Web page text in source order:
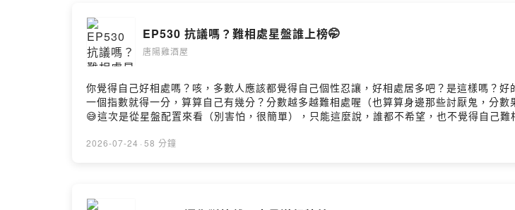
EP530 抗議嗎？難相處星盤誰上榜🤭
唐陽雞酒屋
你覺得自己好相處嗎？咳，多數人應該都覺得自己個性忍讓，好相處居多吧？是這樣嗎？
一個指數就得一分，算算自己有幾分？分數越多越難相處喔（也算算身邊那些討厭鬼，分
😅這次是從星盤配置來看（別害怕，很簡單），只能這麼說，誰都不希望，也不覺得自己
練談戀愛的星盤配置太容易「人間清醒」金土困難相位把自己累死對字體排版很講究的月
2026-07-24 · 58 分鐘